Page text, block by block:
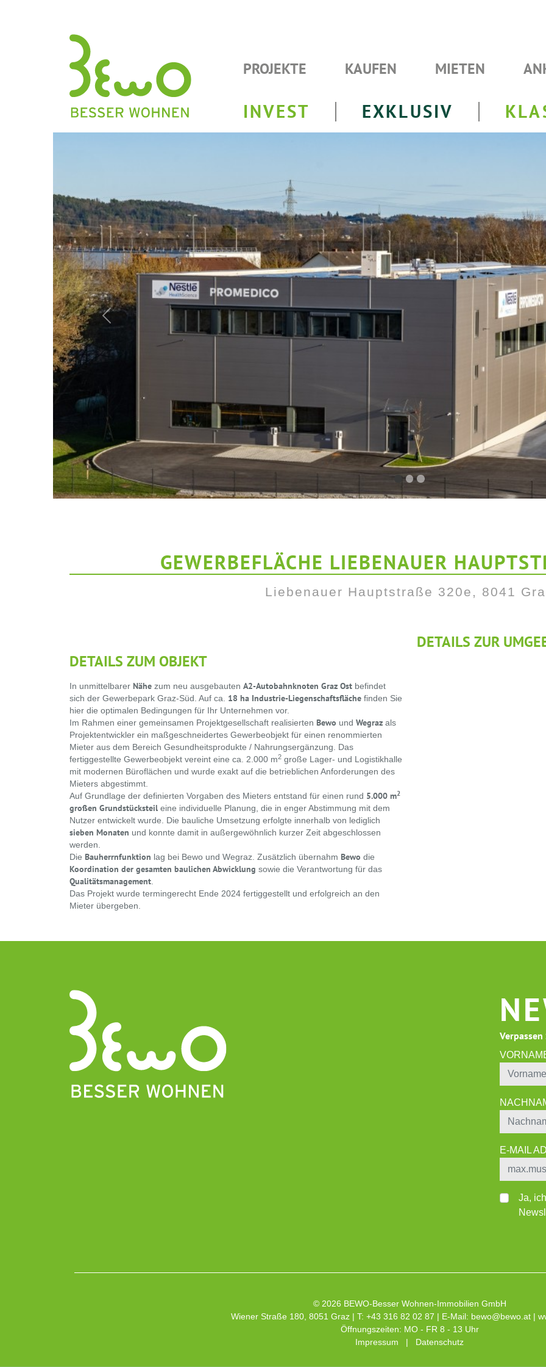
PROJEKTE KAUFEN MIETEN
INVEST EXKLUSIV
Previous
GEWERBEFLÄCHE LIEBENAUER
Liebenauer Hauptstraße 320e, 8041
DETAILS ZUM OBJEKT
In unmittelbarer Nähe zum neu ausgebauten A2-Autobahnknoten Graz Ost befindet
sich der Gewerbepark Graz-Süd. Auf ca. 18 ha Industrie-Liegenschaftsfläche finden Sie
hier die optimalen Bedingungen für Ihr Unternehmen vor.
Im Rahmen einer gemeinsamen Projektgesellschaft realisierten Bewo und Wegraz als
Projektentwickler ein maßgeschneidertes Gewerbeobjekt für einen renommierten
Mieter aus dem Bereich Gesundheitsprodukte / Nahrungsergänzung. Das
fertiggestellte Gewerbeobjekt vereint eine ca. 2.000 m2 große Lager- und Logistikhalle
mit modernen Büroflächen und wurde exakt auf die betrieblichen Anforderungen des
Mieters abgestimmt.
Auf Grundlage der definierten Vorgaben des Mieters entstand für einen rund 5.000 m2
großen Grundstücksteil eine individuelle Planung, die in enger Abstimmung mit dem
Nutzer entwickelt wurde. Die bauliche Umsetzung erfolgte innerhalb von lediglich
sieben Monaten und konnte damit in außergewöhnlich kurzer Zeit abgeschlossen
werden.
Die Bauherrnfunktion lag bei Bewo und Wegraz. Zusätzlich übernahm Bewo die
Koordination der gesamten baulichen Abwicklung sowie die Verantwortung für das
Qualitätsmanagement.
Das Projekt wurde termingerecht Ende 2024 fertiggestellt und erfolgreich an den
Mieter übergeben.
DETAILS ZUR
E-MAIL
Ja,
© 2026 BEWO-Besser Wohnen-Immobilien GmbH
Wiener Straße 180, 8051 Graz | T: +43 316 82 02 87 | E-Mail: bewo@bewo.at|
Öffnungszeiten: MO - FR 8 - 13 Uhr
Impressum | Datenschutz